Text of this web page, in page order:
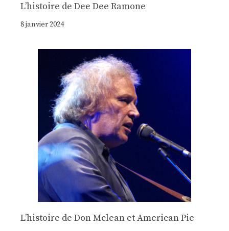
Lʼhistoire de Dee Dee Ramone
8 janvier 2024
Lʼhistoire de Don Mclean et American Pie